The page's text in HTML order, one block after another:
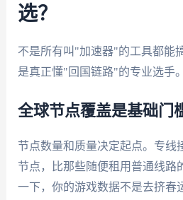
选？
不是所有叫"加速器"的工具都能
是真正懂"回国链路"的专业选手。
全球节点覆盖是基础门
节点数量和质量决定起点。专线
节点，比那些随便租用普通线路
一下，你的游戏数据不是去挤春